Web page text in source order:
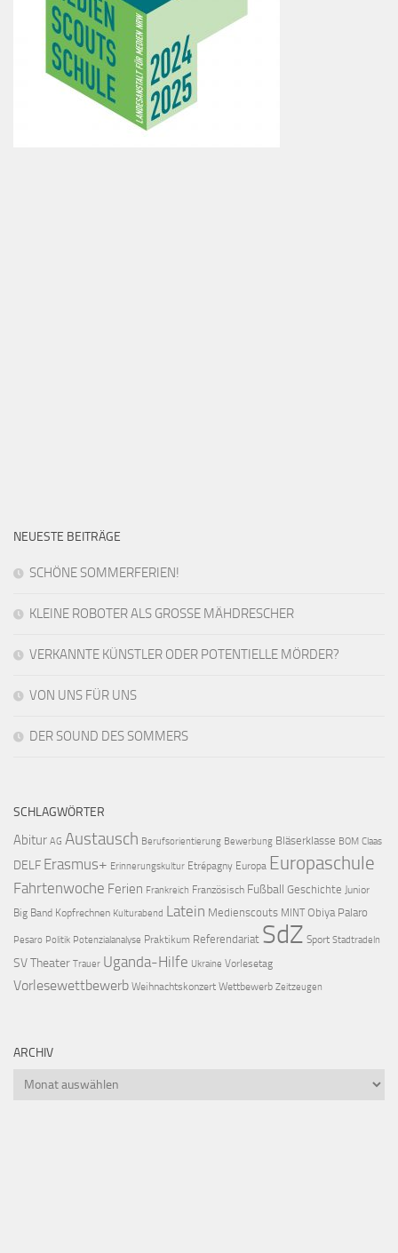
NEUESTE BEITRÄGE
SCHÖNE SOMMERFERIEN!
KLEINE ROBOTER ALS GROSSE MÄHDRESCHER
VERKANNTE KÜNSTLER ODER POTENTIELLE MÖRDER?
VON UNS FÜR UNS
DER SOUND DES SOMMERS
SCHLAGWÖRTER
Abitur AG Austausch Berufsorientierung Bewerbung Bläserklasse BOM Claas
DELF Erasmus+ Erinnerungskultur Etrépagny Europa Europaschule
Fahrtenwoche Ferien Frankreich Französisch Fußball Geschichte Junior
Big Band Kopfrechnen Kulturabend Latein Medienscouts MINT Obiya Palaro
Pesaro Politik Potenzialanalyse Praktikum Referendariat SdZ Sport Stadtradeln
SVTheater Trauer Uganda-Hilfe Ukraine Vorlesetag
Vorlesewettbewerb Weihnachtskonzert Wettbewerb Zeitzeugen
ARCHIV